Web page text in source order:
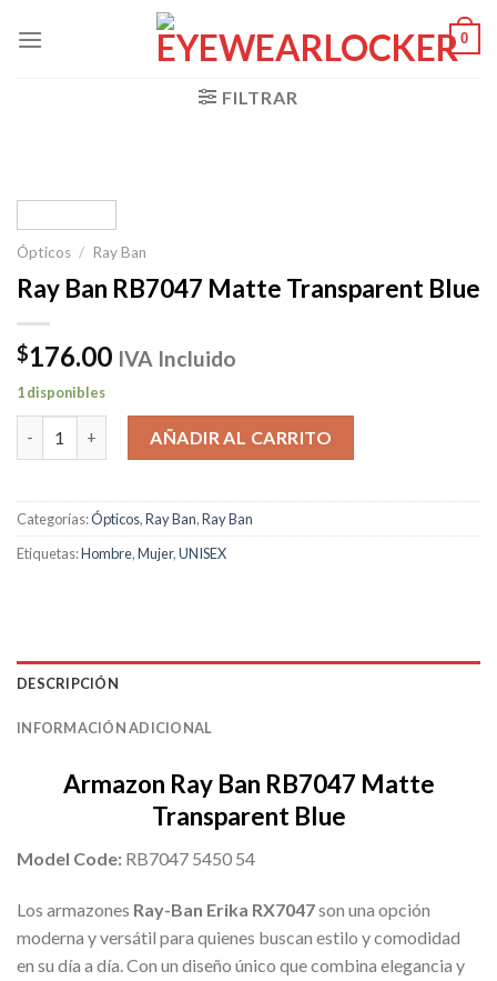
0
FILTRAR
Ópticos / Ray Ban
Ray Ban RB7047 Matte Transparent Blue
$176.00 IVA Incluido
1 disponibles
Ray Ban RB7047 Matte Transparent Blue cantidad
AÑADIR AL CARRITO
Categorías:Ópticos,Ray Ban,Ray Ban
Etiquetas:Hombre,Mujer,UNISEX
DESCRIPCIÓN
INFORMACIÓN ADICIONAL
Armazon Ray Ban RB7047 Matte
Transparent Blue
Model Code: RB7047 5450 54
Los armazones Ray-Ban Erika RX7047son una opción
moderna y versátil para quienes buscan estilo y comodidad
en su día a día. Con un diseño único que combina elegancia y